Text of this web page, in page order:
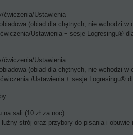
ćwiczenia/Ustawienia
(obiad dla chętnych, nie wchodzi w
Ustawienia + sesje Logresingu®
ćwiczenia/Ustawienia
(obiad dla chętnych, nie wchodzi w
/Ustawienia + sesje Logresingu®
na sali (10 zł za noc).
strój oraz przybory do pisania i